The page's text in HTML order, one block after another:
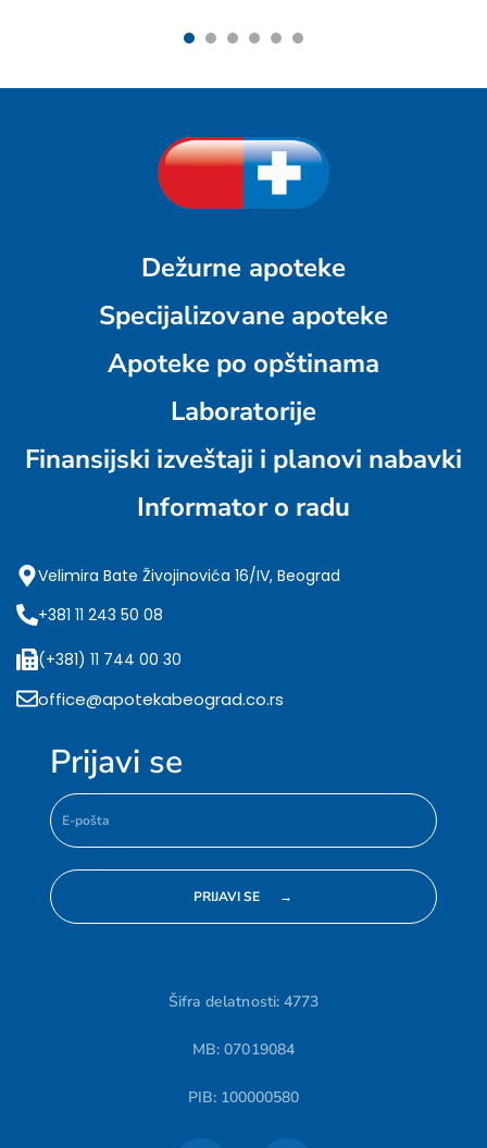
Dežurne apoteke
Specijalizovane apoteke
Apoteke po opštinama
Laboratorije
Finansijski izveštaji i planovi nabavki
Informator o radu
Velimira Bate Živojinovića 16/IV, Beograd
+381 11 243 50 08
(+381) 11 744 00 30
office@apotekabeograd.co.rs
Prijavi se
Šifra delatnosti: 4773
MB: 07019084
PIB: 100000580